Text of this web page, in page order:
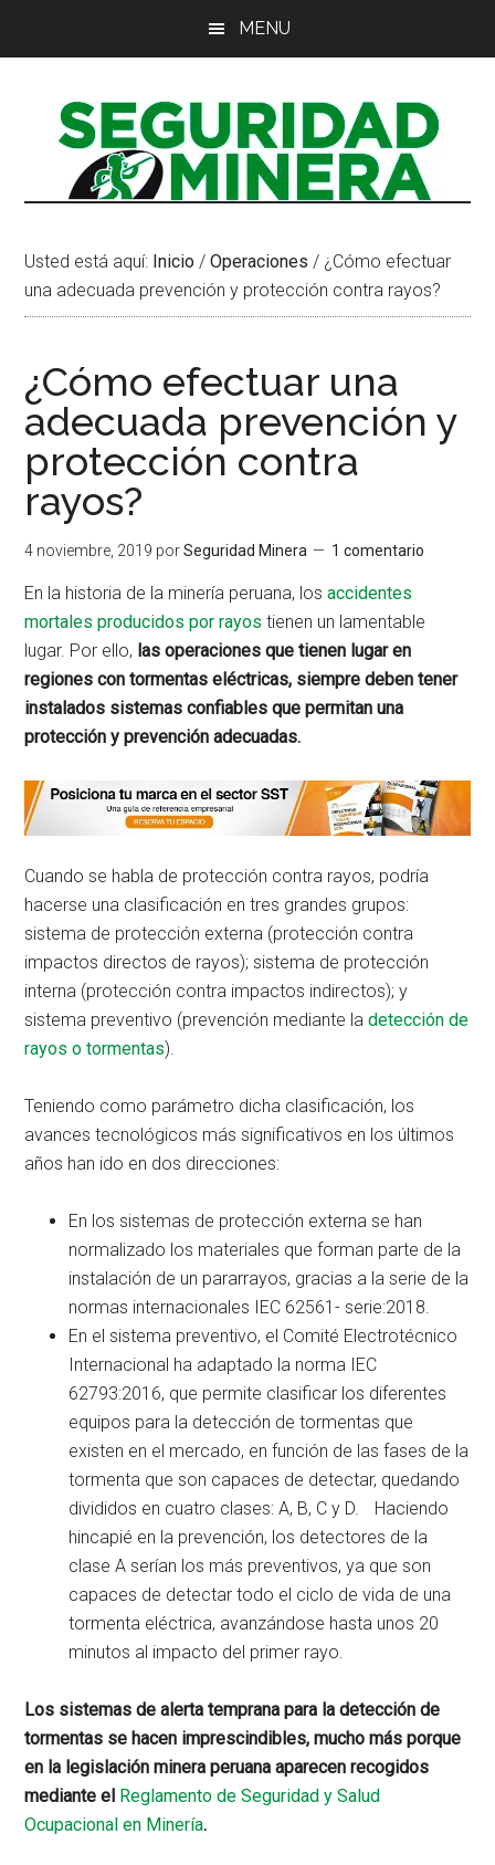
principal
MENU
Usted está aquí: Inicio / Operaciones / ¿Cómo efectuar
una adecuada prevención y protección contra rayos?
¿Cómo efectuar una
adecuada prevención y
protección contra
rayos?
4 noviembre, 2019 porSeguridad Minera 1 comentario
En la historia de la minería peruana, losaccidentes
mortales producidos por rayos tienen un lamentable
lugar. Por ello, las operaciones que tienen lugar en
regiones con tormentas eléctricas, siempre deben tener
instalados sistemas confiables que permitan una
protección y prevención adecuadas.
Cuando se habla de protección contra rayos, podría
hacerse una clasificación en tres grandes grupos:
sistema de protección externa (protección contra
impactos directos de rayos); sistema de protección
interna (protección contra impactos indirectos); y
sistema preventivo (prevención mediante ladetección de
rayos o tormentas).
Teniendo como parámetro dicha clasificación, los
avances tecnológicos más significativos en los últimos
años han ido en dos direcciones:
En los sistemas de protección externa se han
normalizado los materiales que forman parte de la
instalación de un pararrayos, gracias a la serie de la
normas internacionales IEC 62561- serie:2018.
En el sistema preventivo, el Comité Electrotécnico
Internacional ha adaptado la norma IEC
62793:2016, que permite clasificar los diferentes
equipos para la detección de tormentas que
existen en el mercado, en función de las fases de la
tormenta que son capaces de detectar, quedando
divididos en cuatro clases: A, B, C y D. Haciendo
hincapié en la prevención, los detectores de la
clase A serían los más preventivos, ya que son
capaces de detectar todo el ciclo de vida de una
tormenta eléctrica, avanzándose hasta unos 20
minutos al impacto del primer rayo.
Los sistemas de alerta temprana para la detección de
tormentas se hacen imprescindibles, mucho más porque
en la legislación minera peruana aparecen recogidos
mediante el Reglamento de Seguridad y Salud
Ocupacional en Minería.